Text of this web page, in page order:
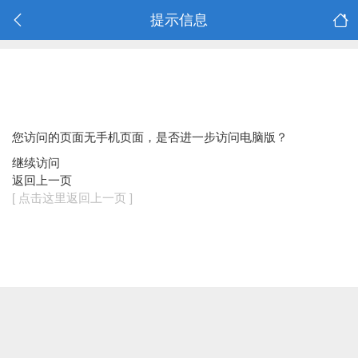
提示信息
您访问的页面无手机页面，是否进一步访问电脑版？
继续访问
返回上一页
[ 点击这里返回上一页 ]